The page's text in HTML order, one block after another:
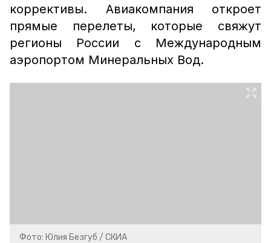
коррективы. Авиакомпания откроет
прямые перелеты, которые свяжут
регионы России с Международным
аэропортом Минеральных Вод.
Фото: Юлия Безгуб / СКИА